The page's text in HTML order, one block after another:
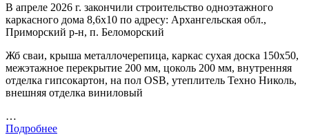
В апреле 2026 г. закончили строительство одноэтажного
каркасного дома 8,6х10 по адресу: Архангельская обл.,
Приморский р-н, п. Беломорский
Жб сваи, крыша металлочерепица, каркас сухая доска 150х50,
межэтажное перекрытие 200 мм, цоколь 200 мм, внутренняя
отделка гипсокартон, на пол OSB, утеплитель Техно Николь,
внешняя отделка виниловый
…
Подробнее